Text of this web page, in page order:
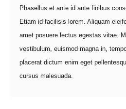
Phasellus et ante id ante finibus
Etiam id facilisis lorem. Aliquam
amet posuere lectus egestas vitae.
vestibulum, euismod magna in,
placerat dictum enim eget
cursus malesuada.